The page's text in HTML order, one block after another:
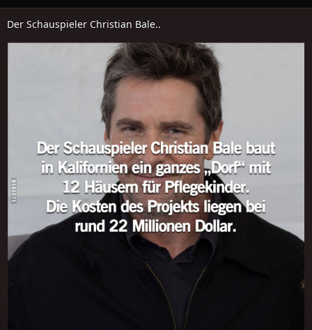
Der Schauspieler Christian Bale..